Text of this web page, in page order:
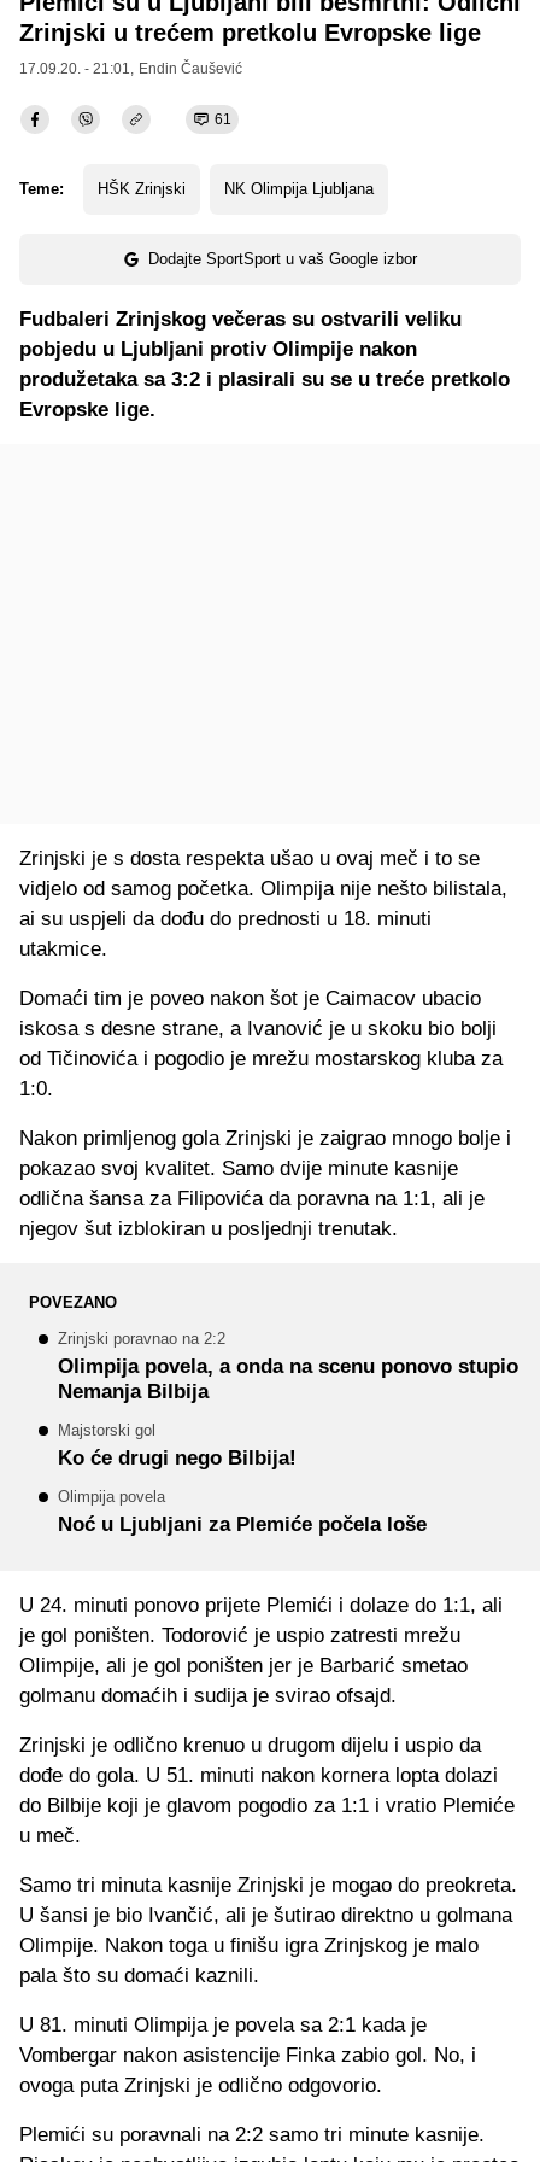
Zrinjski u trećem pretkolu Evropske lige
17.09.20. - 21:01, Endin Čaušević
61
Teme: HŠK Zrinjski NK Olimpija Ljubljana
Dodajte SportSport u vaš Google izbor
Fudbaleri Zrinjskog večeras su ostvarili veliku
pobjedu u Ljubljani protiv Olimpije nakon
produžetaka sa 3:2 i plasirali su se u treće pretkolo
Evropske lige.
Zrinjski je s dosta respekta ušao u ovaj meč i to se
vidjelo od samog početka. Olimpija nije nešto bilistala,
ai su uspjeli da dođu do prednosti u 18. minuti
utakmice.
Domaći tim je poveo nakon šot je Caimacov ubacio
iskosa s desne strane, a Ivanović je u skoku bio bolji
od Tičinovića i pogodio je mrežu mostarskog kluba za
1:0.
Nakon primljenog gola Zrinjski je zaigrao mnogo bolje i
pokazao svoj kvalitet. Samo dvije minute kasnije
odlična šansa za Filipovića da poravna na 1:1, ali je
njegov šut izblokiran u posljednji trenutak.
POVEZANO
Zrinjski poravnao na 2:2
Olimpija povela, a onda na scenu ponovo stupio
Nemanja Bilbija
Majstorski gol
Ko će drugi nego Bilbija!
Olimpija povela
Noć u Ljubljani za Plemiće počela loše
U 24. minuti ponovo prijete Plemići i dolaze do 1:1, ali
je gol poništen. Todorović je uspio zatresti mrežu
OIimpije, ali je gol poništen jer je Barbarić smetao
golmanu domaćih i sudija je svirao ofsajd.
Zrinjski je odlično krenuo u drugom dijelu i uspio da
dođe do gola. U 51. minuti nakon kornera lopta dolazi
do Bilbije koji je glavom pogodio za 1:1 i vratio Plemiće
u meč.
Samo tri minuta kasnije Zrinjski je mogao do preokreta.
U šansi je bio Ivančić, ali je šutirao direktno u golmana
Olimpije. Nakon toga u finišu igra Zrinjskog je malo
pala što su domaći kaznili.
U 81. minuti Olimpija je povela sa 2:1 kada je
Vombergar nakon asistencije Finka zabio gol. No, i
ovoga puta Zrinjski je odlično odgovorio.
Plemići su poravnali na 2:2 samo tri minute kasnije.